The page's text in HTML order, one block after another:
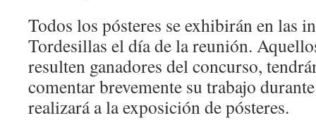
Todos los pósteres se exhibirán en las
Tordesillas el día de la reunión.
resulten ganadores del concurso,
comentar brevemente su trabajo
realizará a la exposición de pósteres.